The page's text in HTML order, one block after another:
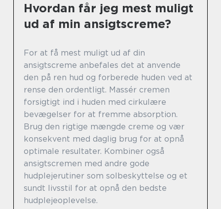
Hvordan får jeg mest muligt
ud af min ansigtscreme?
For at få mest muligt ud af din
ansigtscreme anbefales det at anvende
den på ren hud og forberede huden ved at
rense den ordentligt. Massér cremen
forsigtigt ind i huden med cirkulære
bevægelser for at fremme absorption.
Brug den rigtige mængde creme og vær
konsekvent med daglig brug for at opnå
optimale resultater. Kombiner også
ansigtscremen med andre gode
hudplejerutiner som solbeskyttelse og et
sundt livsstil for at opnå den bedste
hudplejeoplevelse.